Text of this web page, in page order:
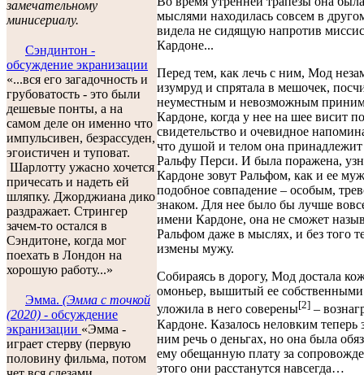
замечательному
минисериалу.
Сэндинтон -
обсуждение экранизации
«...вся его загадочность и
грубоватость - это были
дешевые понты, а на
самом деле он именно что
импульсивен, безрассуден,
эгоистичен и туповат.
Шарлотту ужасно хочется
причесать и надеть ей
шляпку. Джорджиана дико
раздражает. Стрингер
зачем-то остался в
Сэндитоне, когда мог
поехать в Лондон на
хорошую работу...»
Эмма. (Эмма с точкой
(2020) - обсуждение
экранизации «Эмма -
играет стерву (первую
половину фильма, потом
мыслями находилась совсем в
видела не сидящую напротив
Кардоне...
Перед тем, как лечь с ним, Мод
изумруд и спрятала в мешочек,
неуместным и невозможным
Кардоне, когда у нее на шее висит
свидетельство и очевидное
что душой и телом она принадлежит
Ральфу Перси. И была поражена,
Кардоне зовут Ральфом, как и ее
подобное совпадение – особым,
знаком. Для нее было бы лучше
имени Кардоне, она не сможет
Ральфом даже в мыслях, и без того
измены мужу.
Собираясь в дорогу, Мод достала
омоньер, вышитый ее
уложила в него соверены[2] –
Кардоне. Казалось неловким теперь
ним речь о деньгах, но она была
ему обещанную плату за
этого они расстанутся навсегда…